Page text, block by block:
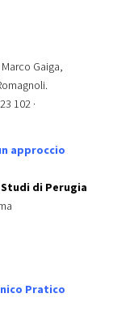
Gaiga,
102 ·
approccio
di Perugia
Pratico